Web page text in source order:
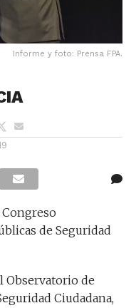
Informe y foto: Prensa FPA.
de Seguridad
Observatorio de
Ciudadana,